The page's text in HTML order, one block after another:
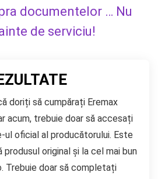
documentelor … Nu
de serviciu!
doriți să cumpărați Eremax
acum, trebuie doar să accesați
ul oficial al producătorului. Este
original și la cel mai bun
Trebuie doar să completați